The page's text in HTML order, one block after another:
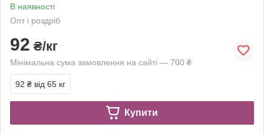
В наявності
Опт і роздріб
92 ₴/кг
Мінімальна сума замовлення на сайті — 700 ₴
92 ₴ від 65 кг
Купити